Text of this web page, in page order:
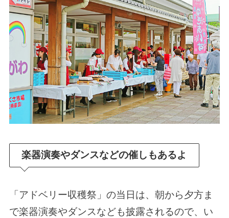
楽器演奏やダンスなどの催しもあるよ
「アドベリー収穫祭」の当日は、朝から夕方ま
で楽器演奏やダンスなども披露されるので、い